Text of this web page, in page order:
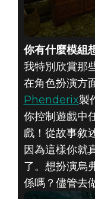
你有什麼模組
我特別欣賞那
在角色扮演方面
Phenderix製
你控制遊戲中
戲！從故事敘
因為這樣你就
了。想扮演烏
係嗎？儘管去